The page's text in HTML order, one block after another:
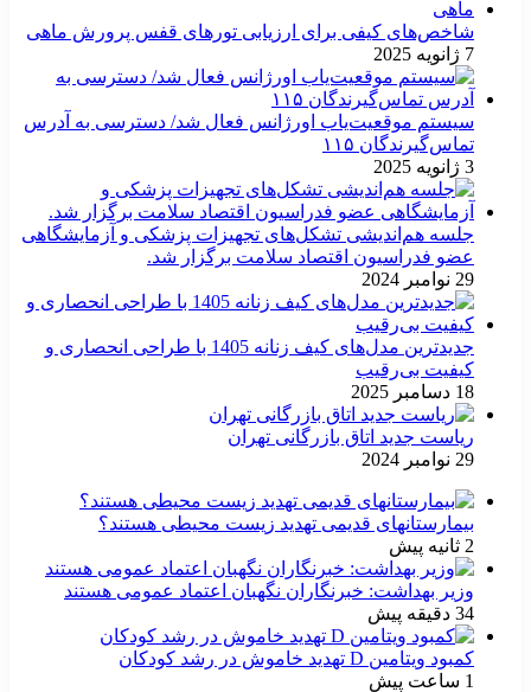
شاخص‌های کیفی برای ارزیابی تورهای قفس پرورش ماهی
7 ژانویه 2025
سیستم موقعیت‌یاب اورژانس فعال شد/ دسترسی به آدرس
تماس‌گیرندگان ۱۱۵
3 ژانویه 2025
جلسه هم‌اندیشی تشکل‌های تجهیزات پزشکی و آزمایشگاهی
عضو فدراسیون اقتصاد سلامت برگزار شد.
29 نوامبر 2024
جدیدترین مدل‌های کیف زنانه 1405 با طراحی انحصاری و
کیفیت بی‌رقیب
18 دسامبر 2025
ریاست جدید اتاق بازرگانی تهران
29 نوامبر 2024
بیمارستانهای قدیمی تهدید زیست محیطی هستند؟
2 ثانیه پیش
وزیر بهداشت: خبرنگاران نگهبان اعتماد عمومی هستند
34 دقیقه پیش
کمبود ویتامین D تهدید خاموش در رشد کودکان
1 ساعت پیش